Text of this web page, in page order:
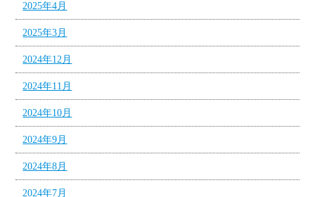
2025年4月
2025年3月
2024年12月
2024年11月
2024年10月
2024年9月
2024年8月
2024年7月